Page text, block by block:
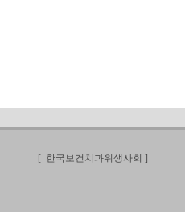
[ 한국보건치과위생사회 ]